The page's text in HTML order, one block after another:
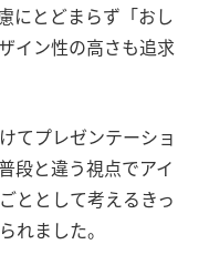
にとどまらず「おし
イン性の高さも追求
てプレゼンテーショ
段と違う視点でアイ
ととして考えるきっ
れました。